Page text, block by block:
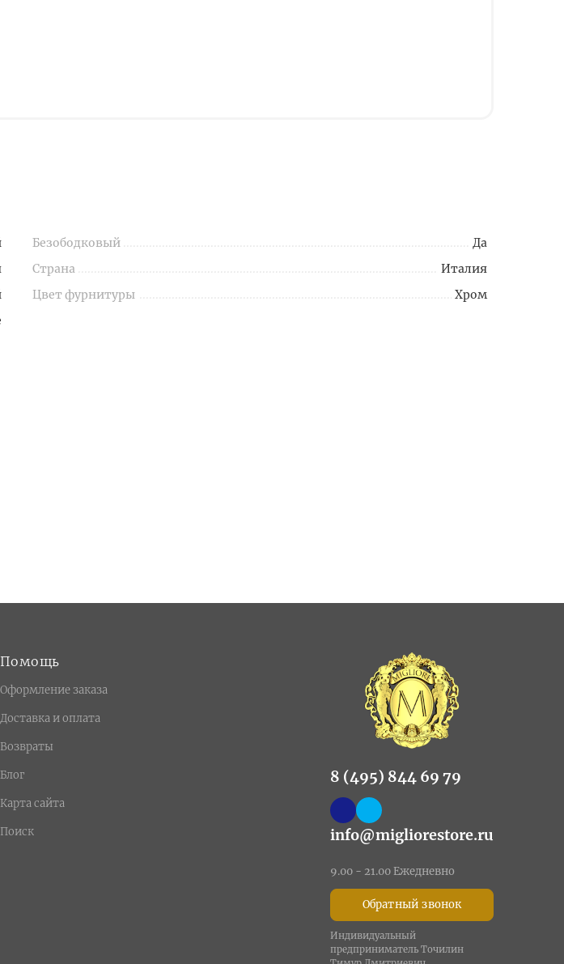
Безободковый
Да
Страна
Италия
Цвет фурнитуры
Хром
Помощь
Оформление заказа
Доставка и оплата
Возвраты
Блог
Карта сайта
Поиск
8 (495) 844 69 79
info@migliorestore.ru
9.00 - 21.00 Ежедневно
Обратный звонок
Индивидуальный
предприниматель Точилин